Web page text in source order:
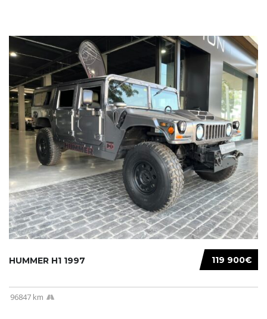
119 900€
HUMMER H1 1997
96847 km